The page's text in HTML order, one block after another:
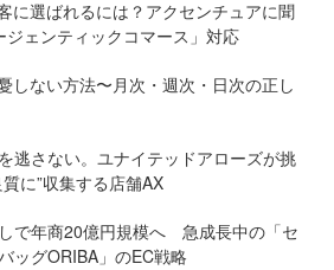
に選ばれるには？アクセンチュアに聞
ジェンティックコマース」対応
しない方法〜月次・週次・日次の正し
逃さない。ユナイテッドアローズが挑
に”収集する店舗AX
で年商20億円規模へ 急成長中の「セ
ッグORIBA」のEC戦略